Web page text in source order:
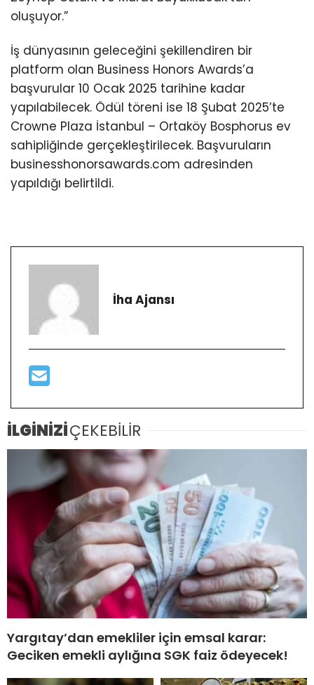
oluşuyor.”
İş dünyasının geleceğini şekillendiren bir
platform olan Business Honors Awards’a
başvurular 10 Ocak 2025 tarihine kadar
yapılabilecek. Ödül töreni ise 18 Şubat 2025’te
Crowne Plaza İstanbul – Ortaköy Bosphorus ev
sahipliğinde gerçekleştirilecek. Başvuruların
businesshonorsawards.com adresinden
yapıldığı belirtildi.
İha Ajansı
İLGİNİZİÇEKEBİLİR
Yargıtay’dan emekliler için emsal karar:
Geciken emekli aylığına SGK faiz ödeyecek!